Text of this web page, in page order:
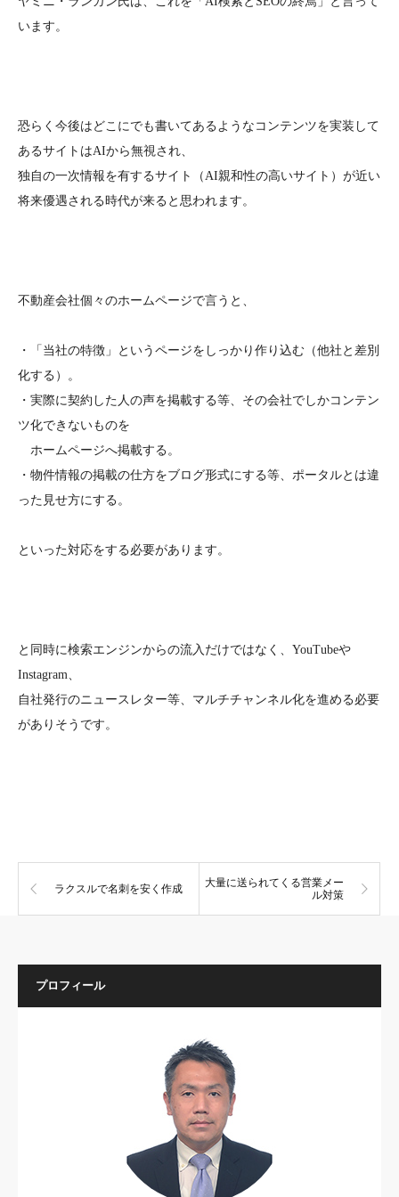
います。
恐らく今後はどこにでも書いてあるようなコンテンツを実装して
あるサイトはAIから無視され、
独自の一次情報を有するサイト（AI親和性の高いサイト）が近い
将来優遇される時代が来ると思われます。
不動産会社個々のホームページで言うと、
・「当社の特徴」というページをしっかり作り込む（他社と差別
化する）。
・実際に契約した人の声を掲載する等、その会社でしかコンテン
ツ化できないものを
ホームページへ掲載する。
・物件情報の掲載の仕方をブログ形式にする等、ポータルとは違
った見せ方にする。
といった対応をする必要があります。
と同時に検索エンジンからの流入だけではなく、YouTubeや
Instagram、
自社発行のニュースレター等、マルチチャンネル化を進める必要
がありそうです。
ラクスルで名刺を安く作成
大量に送られてくる営業メー
ル対策
プロフィール